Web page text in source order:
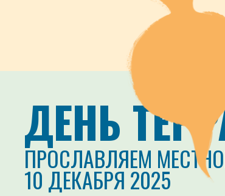
ДЕНЬ
ПРОСЛАВЛЯЕМ
10 ДЕКАБРЯ 2025